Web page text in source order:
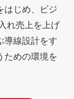
はじめ、ビジ
れ売上を上げ
導線設計をす
ための環境を